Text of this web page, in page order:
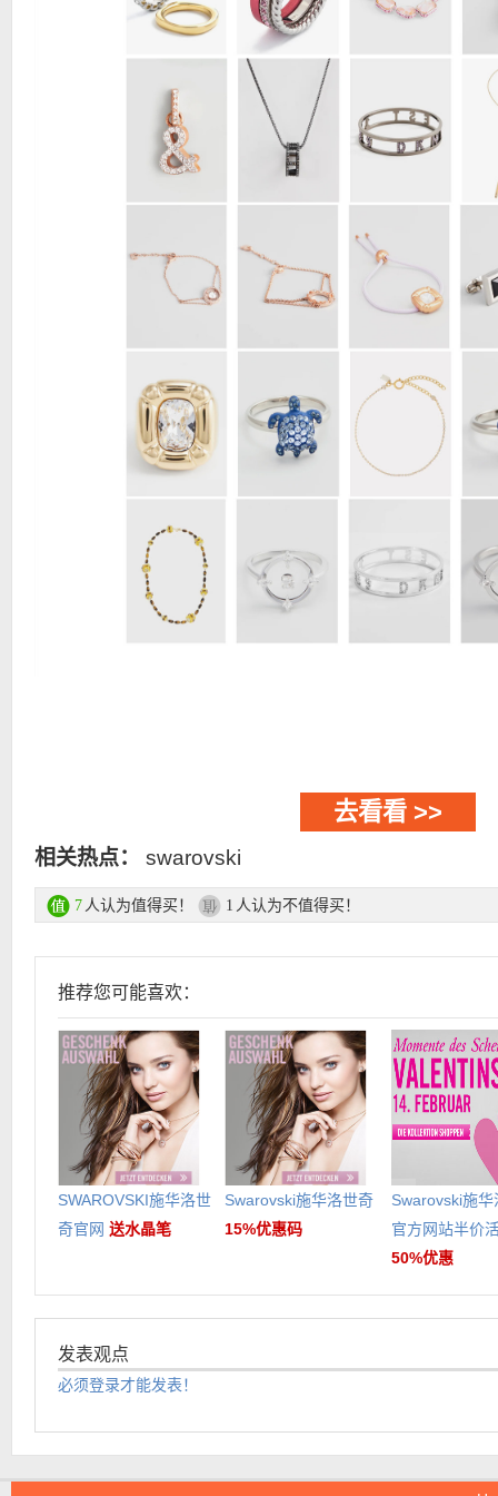
去看看 >>
相关热点： swarovski
7 人认为值得买！ 1 人认为不值得买！
推荐您可能喜欢：
SWAROVSKI施华洛世
奇官网 送水晶笔
Swarovski施华洛世奇
15%优惠码
Swarovski施华
官方网站半价
50%优惠
发表观点
必须登录才能发表！